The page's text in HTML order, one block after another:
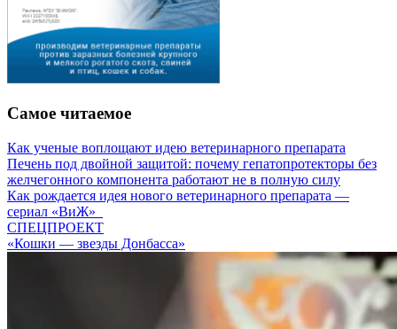
Самое читаемое
Как ученые воплощают идею ветеринарного препарата
Печень под двойной защитой: почему гепатопротекторы без
желчегонного компонента работают не в полную силу
Как рождается идея нового ветеринарного препарата —
сериал «ВиЖ»
СПЕЦПРОЕКТ
«Кошки — звезды Донбасса»